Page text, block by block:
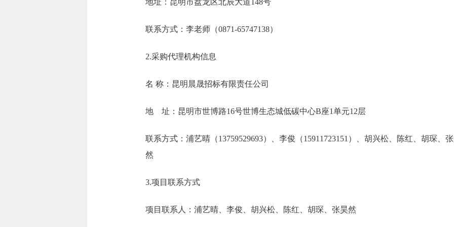
地址：昆明市盘龙区北辰大道148号
联系方式：李老师（0871-65747138）
2.采购代理机构信息
名 称：昆明晨晟招标有限责任公司
地 址：昆明市世博路16号世博生态城低碳中心B座1单元12
联系方式：浦艺晴（13759529693）、李俊（15911723151）、胡兴松、陈红、胡琛、
然
3.项目联系方式
项目联系人：浦艺晴、李俊、胡兴松、陈红、胡琛、张昊然